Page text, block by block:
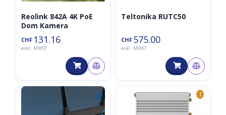
Reolink 842A 4K PoE
Dom Kamera
CHF 131.16
exkl. MWST
Teltonika RUTC50
CHF 575.00
exkl. MWST
⮿ 1